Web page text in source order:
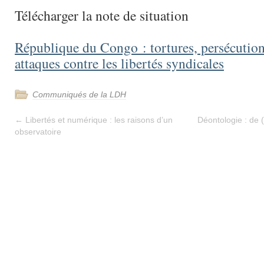
Télécharger la note de situation
République du Congo : tortures,
attaques contre les libertés syndicales
Communiqués de la LDH
← Libertés et numérique : les raisons d’un
observatoire
Déontologie : de